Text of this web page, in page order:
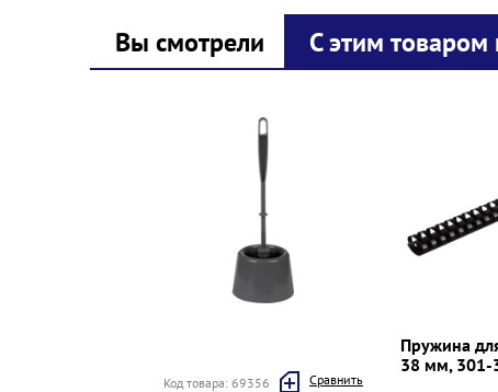
Вы смотрели С этим
Код товара: 69356 Cравнить
Пружина
38 мм, 301-